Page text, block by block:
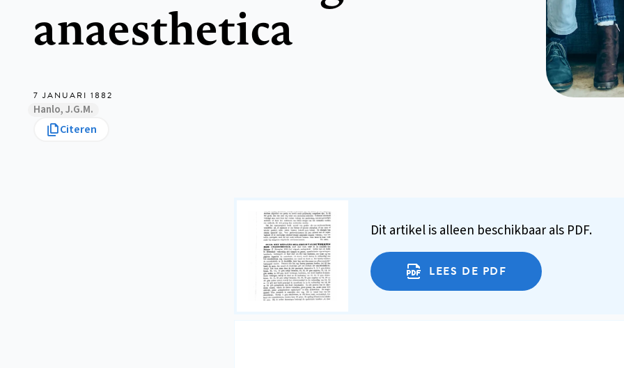
anaesthetica
7 JANUARI 1882
Hanlo, J.G.M.
Citeren
Dit artikel is alleen beschikbaar als PDF.
LEES DE PDF